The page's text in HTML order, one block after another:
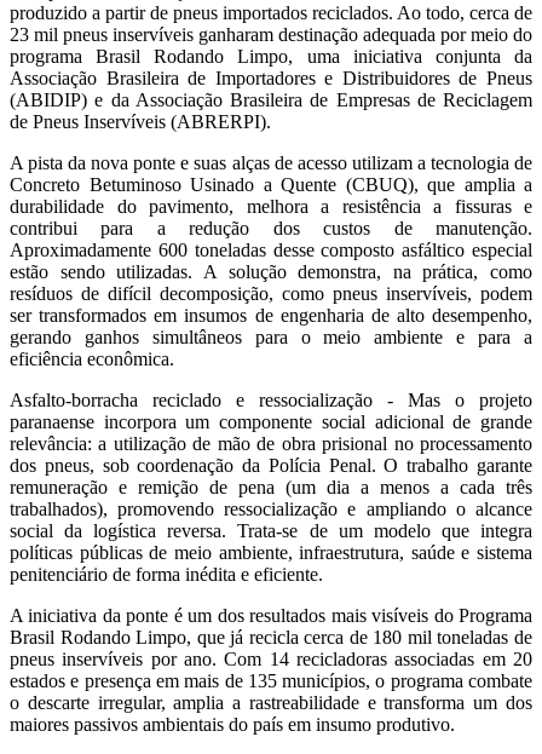
produzido a partir de pneus importados reciclados. Ao todo, cerca de
23 mil pneus inservíveis ganharam destinação adequada por meio do
programa Brasil Rodando Limpo, uma iniciativa conjunta da
Associação Brasileira de Importadores e Distribuidores de Pneus
(ABIDIP) e da Associação Brasileira de Empresas de Reciclagem
de Pneus Inservíveis (ABRERPI).
A pista da nova ponte e suas alças de acesso utilizam a tecnologia de
Concreto Betuminoso Usinado a Quente (CBUQ), que amplia a
durabilidade do pavimento, melhora a resistência a fissuras e
contribui para a redução dos custos de manutenção.
Aproximadamente 600 toneladas desse composto asfáltico especial
estão sendo utilizadas. A solução demonstra, na prática, como
resíduos de difícil decomposição, como pneus inservíveis, podem
ser transformados em insumos de engenharia de alto desempenho,
gerando ganhos simultâneos para o meio ambiente e para a
eficiência econômica.
Asfalto-borracha reciclado e ressocialização - Mas o projeto
paranaense incorpora um componente social adicional de grande
relevância: a utilização de mão de obra prisional no processamento
dos pneus, sob coordenação da Polícia Penal. O trabalho garante
remuneração e remição de pena (um dia a menos a cada três
trabalhados), promovendo ressocialização e ampliando o alcance
social da logística reversa. Trata-se de um modelo que integra
políticas públicas de meio ambiente, infraestrutura, saúde e sistema
penitenciário de forma inédita e eficiente.
A iniciativa da ponte é um dos resultados mais visíveis do Programa
Brasil Rodando Limpo, que já recicla cerca de 180 mil toneladas de
pneus inservíveis por ano. Com 14 recicladoras associadas em 20
estados e presença em mais de 135 municípios, o programa combate
o descarte irregular, amplia a rastreabilidade e transforma um dos
maiores passivos ambientais do país em insumo produtivo.